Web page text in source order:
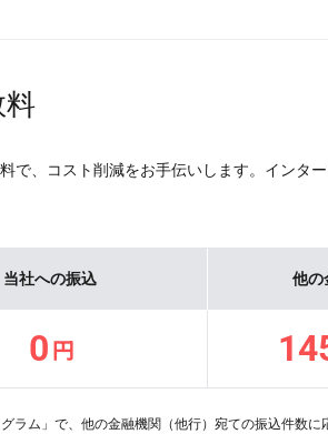
料
で、コスト削減をお手伝いします。インタ
当社への振込 他の
0円
ラム」で、他の金融機関（他行）宛ての振込件数に